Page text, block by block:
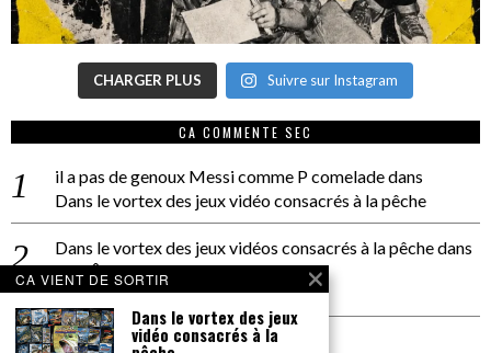
CHARGER PLUS Suivre sur Instagram
CA COMMENTE SEC
il a pas de genoux Messi comme P comeladedans
Dans le vortex des jeux vidéo consacrés à la pêche
Dans le vortex des jeux vidéos consacrés à la pêchedans
PACÔME THIELLEMENT
La séance d’Hip Gnose
La Patrie dans
CA VIENT DE SORTIR
Dans le vortex des jeux
vidéo consacrés à la